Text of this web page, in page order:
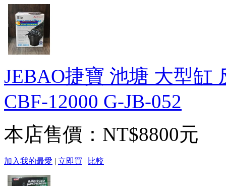
JEBAO捷寶 池塘 大型缸
CBF-12000 G-JB-052
本店售價： NT$8800元
加入我的最愛 | 立即買 | 比較